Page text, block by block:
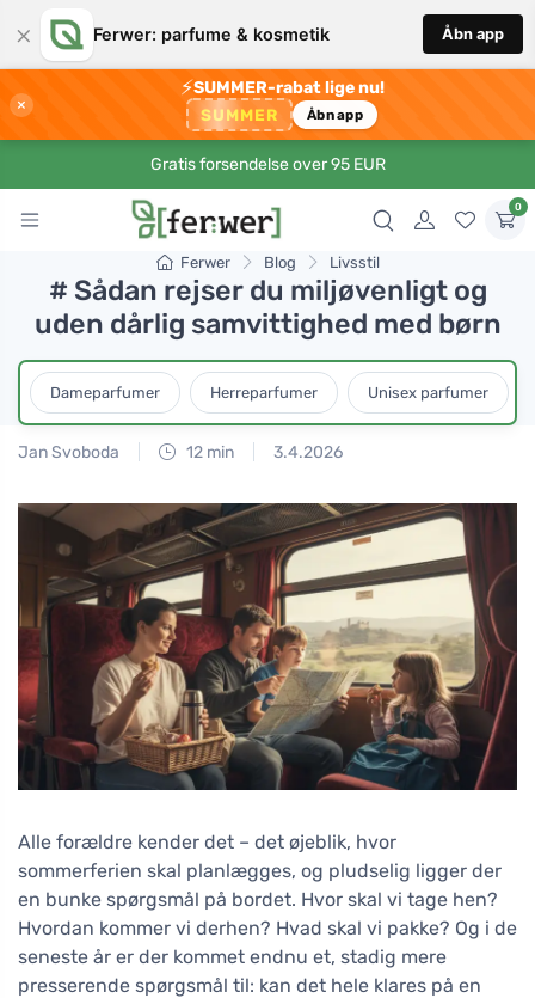
× Ferwer: parfume & kosmetik Åbn app
×
⚡SUMMER-rabat lige nu!
SUMMER Åbn app
Gratis forsendelse over 95 EUR
0
Ferwer Blog Livsstil
# Sådan rejser du miljøvenligt og
uden dårlig samvittighed med børn
Dameparfumer Herreparfumer Unisex parfumer
Jan Svoboda 12 min 3.4.2026
Alle forældre kender det – det øjeblik, hvor
sommerferien skal planlægges, og pludselig ligger der
en bunke spørgsmål på bordet. Hvor skal vi tage hen?
Hvordan kommer vi derhen? Hvad skal vi pakke? Og i de
seneste år er der kommet endnu et, stadig mere
presserende spørgsmål til: kan det hele klares på en